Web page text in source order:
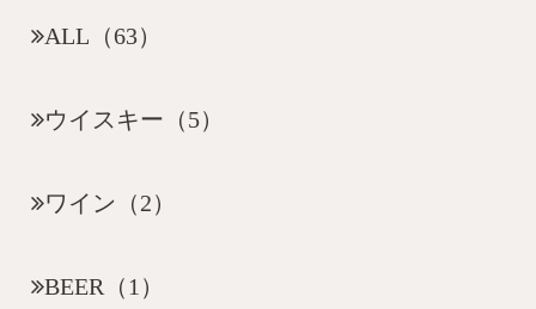
ALL（63）
ウイスキー（5）
ワイン（2）
BEER（1）